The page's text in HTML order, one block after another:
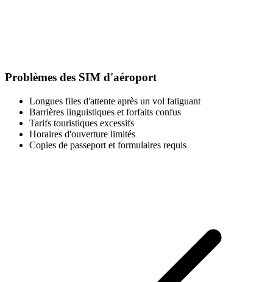
Problèmes des SIM d'aéroport
Longues files d'attente après un vol fatiguant
Barrières linguistiques et forfaits confus
Tarifs touristiques excessifs
Horaires d'ouverture limités
Copies de passeport et formulaires requis